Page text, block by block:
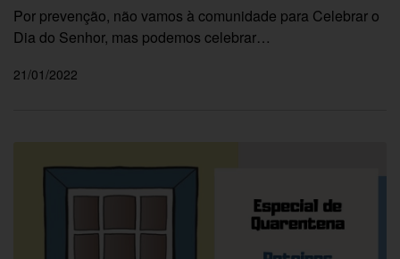
Por prevenção, não vamos à comunidade para Celebrar o
Dia do Senhor, mas podemos celebrar…
21/01/2022